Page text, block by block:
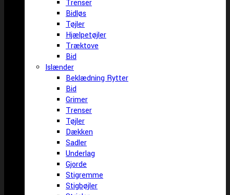
Trenser
Bidløs
Tøjler
Hjælpetøjler
Træktove
Bid
Islænder
Beklædning Rytter
Bid
Grimer
Trenser
Tøjler
Dækken
Sadler
Underlag
Gjorde
Stigremme
Stigbøjler